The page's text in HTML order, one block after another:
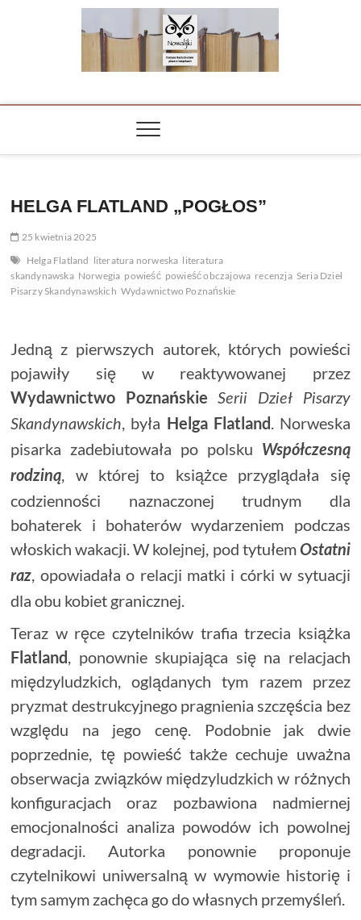
NOWALIJKI
HELGA FLATLAND „POGŁOS”
25 kwietnia 2025
Helga Flatland literatura norweska literatura
skandynawska Norwegia powieść powieść obczajowa recenzja Seria Dzieł
Pisarzy Skandynawskich Wydawnictwo Poznańskie
Jedną z pierwszych autorek, których powieści
pojawiły się w reaktywowanej przez
Wydawnictwo Poznańskie
Serii Dzieł Pisarzy
Skandynawskich
, była Helga Flatland . Norweska
pisarka zadebiutowała po polsku
Współczesną
rodziną
, w której to książce przyglądała się
codzienności naznaczonej trudnym dla
bohaterek i bohaterów wydarzeniem podczas
włoskich wakacji. W kolejnej, pod tytułem Ostatni
raz , opowiadała o relacji matki i córki w sytuacji
dla obu kobiet granicznej.
Teraz w ręce czytelników trafia trzecia książka
Flatland , ponownie skupiająca się na relacjach
międzyludzkich, oglądanych tym razem przez
pryzmat destrukcyjnego pragnienia szczęścia bez
względu na jego cenę. Podobnie jak dwie
poprzednie, tę powieść także cechuje uważna
obserwacja związków międzyludzkich w różnych
konfiguracjach oraz pozbawiona nadmiernej
emocjonalności analiza powodów ich powolnej
degradacji. Autorka ponownie proponuje
czytelnikowi uniwersalną w wymowie historię i
tym samym zachęca go do własnych przemyśleń.